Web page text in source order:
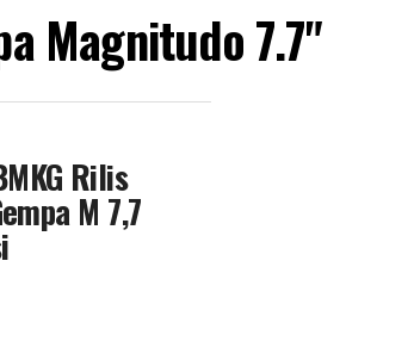
Magnitudo 7.7"
Rilis
M 7,7